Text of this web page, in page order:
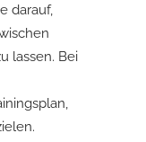
darauf,
lassen. Bei